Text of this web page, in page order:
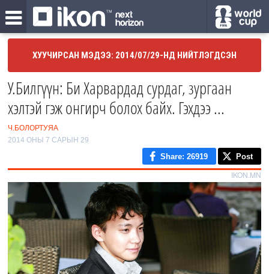
ХУУЧИРСАН МЭДЭЭ: 2014/07/29-НД НИЙТЛЭГДСЭН
У.Билгүүн: Би Харвардад сурдаг, зургаан
хэлтэй гэж онгирч болох байх. Гэхдээ ...
Ч.БОЛОРТУЯА
2014 ОНЫ 7 САРЫН 29
Share: 26919 Post
IKON.MN